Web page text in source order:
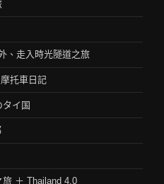
、走入時光隧道之旅
托車日記
タイ国
旅 ＋ Thailand 4.0